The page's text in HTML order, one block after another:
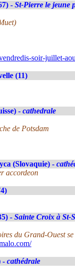
- St-Pierre le jeune
soir-juillet-
(11)
- cathedrale
de Potsdam
(Slovaquie) -
accordeon
- Sainte Croix à St-
du Grand-Ouest
- cathédrale